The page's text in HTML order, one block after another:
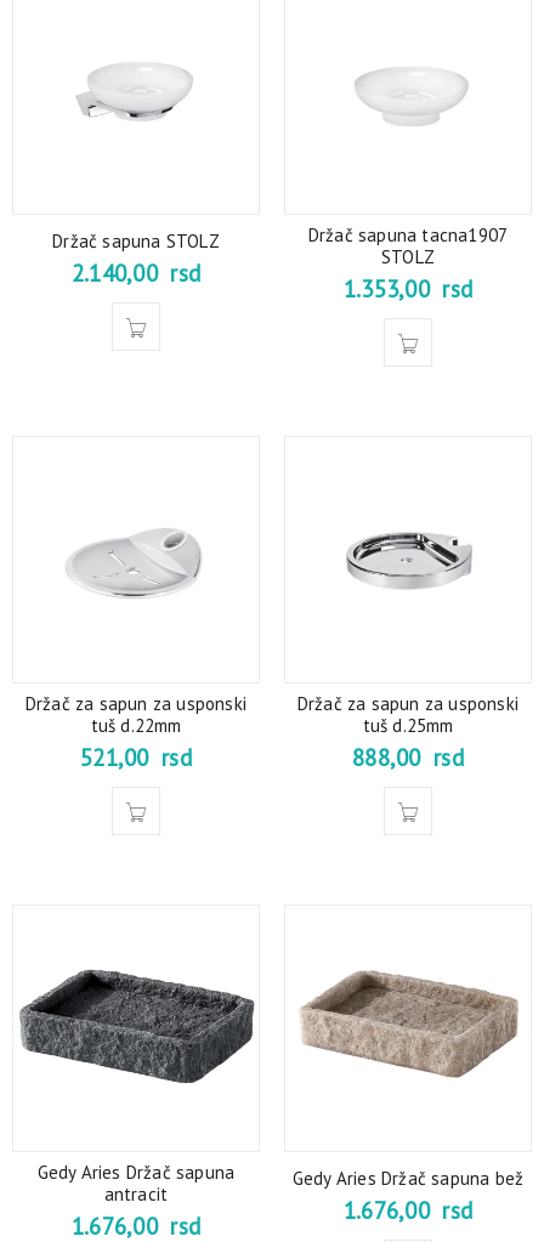
Držač sapuna STOLZ
2.140,00 rsd
Držač sapuna tacna1907
STOLZ
1.353,00 rsd
Držač za sapun za usponski
tuš d.22mm
521,00 rsd
Držač za sapun za usponski
tuš d.25mm
888,00 rsd
Gedy Aries Držač sapuna
antracit
1.676,00 rsd
Gedy Aries Držač sapuna bež
1.676,00 rsd